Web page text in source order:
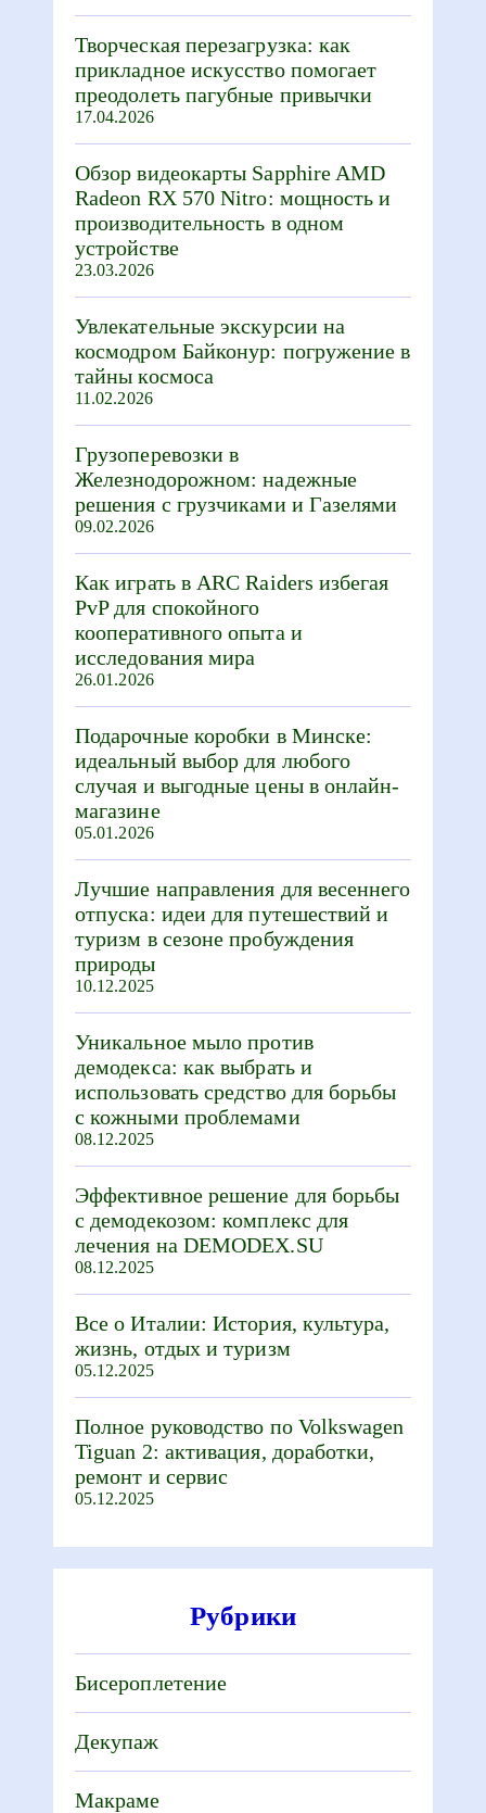
Творческая перезагрузка: как
прикладное искусство помогает
преодолеть пагубные привычки
17.04.2026
Обзор видеокарты Sapphire AMD
Radeon RX 570 Nitro: мощность и
производительность в одном
устройстве
23.03.2026
Увлекательные экскурсии на
космодром Байконур: погружение в
тайны космоса
11.02.2026
Грузоперевозки в
Железнодорожном: надежные
решения с грузчиками и Газелями
09.02.2026
Как играть в ARC Raiders избегая
PvP для спокойного
кооперативного опыта и
исследования мира
26.01.2026
Подарочные коробки в Минске:
идеальный выбор для любого
случая и выгодные цены в онлайн-
магазине
05.01.2026
Лучшие направления для весеннего
отпуска: идеи для путешествий и
туризм в сезоне пробуждения
природы
10.12.2025
Уникальное мыло против
демодекса: как выбрать и
использовать средство для борьбы
с кожными проблемами
08.12.2025
Эффективное решение для борьбы
с демодекозом: комплекс для
лечения на DEMODEX.SU
08.12.2025
Все о Италии: История, культура,
жизнь, отдых и туризм
05.12.2025
Полное руководство по Volkswagen
Tiguan 2: активация, доработки,
ремонт и сервис
05.12.2025
Рубрики
Бисероплетение
Декупаж
Макраме